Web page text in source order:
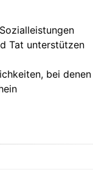
Tat unterstützen
bei